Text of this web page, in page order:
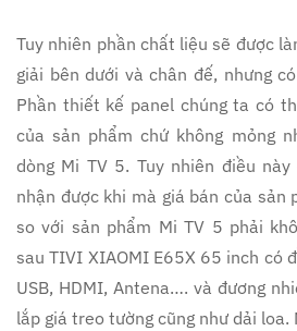
Tuy nhiên phần chất liệu sẽ được
giải bên dưới và chân đế, nhưng
Phần thiết kế panel chúng ta có
của sản phẩm chứ không mỏng
dòng Mi TV 5. Tuy nhiên điều
nhận được khi mà giá bán của sản
so với sản phẩm Mi TV 5 phải
sau TIVI XIAOMI E65X 65 inch có
USB, HDMI, Antena…. và đương
lắp giá treo tường cũng như dải